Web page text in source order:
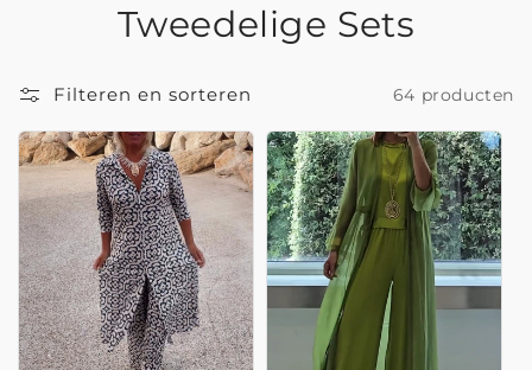
C
l
l
e
c
t
i
Tweedelige Sets
Filteren en sorteren 64 producten